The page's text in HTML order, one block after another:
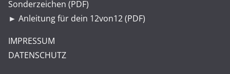
Sonderzeichen (PDF)
► Anleitung für dein 12von12 (PDF)
IMPRESSUM
DATENSCHUTZ